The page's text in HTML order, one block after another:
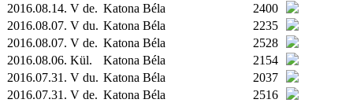
2016.08.14. V de. Katona Béla
2400
2016.08.07. V du. Katona Béla
2235
2016.08.07. V de. Katona Béla
2528
2016.08.06. Kül. Katona Béla
2154
2016.07.31. V du. Katona Béla
2037
2016.07.31. V de. Katona Béla
2516